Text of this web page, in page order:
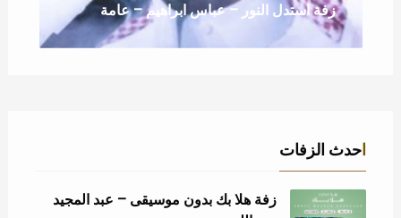
زفة استدل النور – عباس ابراهيم – عامة
احدث الزفات
زفة هلا بك بدون موسيقى – عبد المجيد